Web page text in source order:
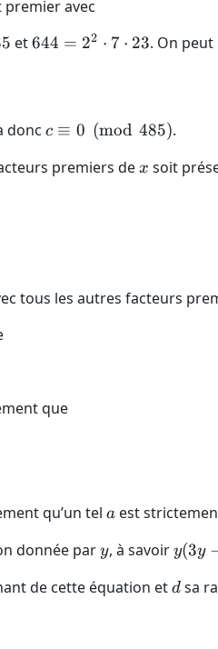
premier avec
et644
7
23
644 = 22 ⋅ 7 ⋅ 23. On
donc c
0
c ≡ 0 (mod 485).
premiers dex
x soit
tous les autres facteurs
que
qu’un tel a
a est
donnée pary
y, à savoiry(3y
3y^2
y(3y
de cette équation etd
dsa